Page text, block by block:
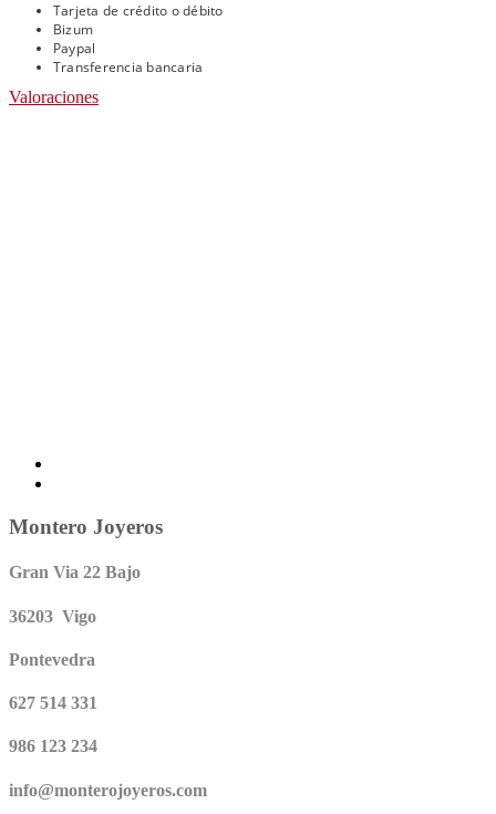
Tarjeta de crédito o débito
Bizum
Paypal
Transferencia bancaria
Valoraciones
Montero Joyeros
Gran Via 22 Bajo
36203 Vigo
Pontevedra
627 514 331
986 123 234
info@monterojoyeros.com